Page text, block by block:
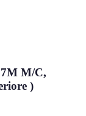
M/C,
)